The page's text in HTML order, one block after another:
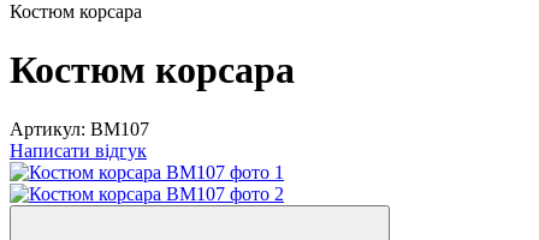
Костюм корсара
Костюм корсара
Артикул: ВМ107
Написати відгук